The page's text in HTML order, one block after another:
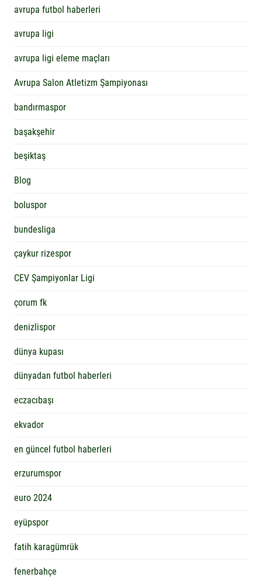
avrupa futbol haberleri
avrupa ligi
avrupa ligi eleme maçları
Avrupa Salon Atletizm Şampiyonası
bandırmaspor
başakşehir
beşiktaş
Blog
boluspor
bundesliga
çaykur rizespor
CEV Şampiyonlar Ligi
çorum fk
denizlispor
dünya kupası
dünyadan futbol haberleri
eczacıbaşı
ekvador
en güncel futbol haberleri
erzurumspor
euro 2024
eyüpspor
fatih karagümrük
fenerbahçe